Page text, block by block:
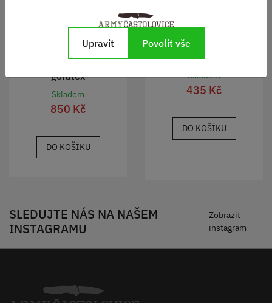
goratex
Skladem
850 Kč
DO KOŠÍKU
Maska AIRSOFT
polstrovaná s mřížkou
Skladem
435 Kč
DO KOŠÍKU
SLEDUJTE NÁS NA NAŠEM
INSTAGRAMU
Zobrazit
instagram
Upravit Povolit vše